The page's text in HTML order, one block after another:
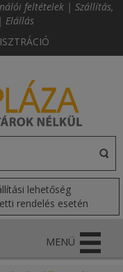
feltételek | Szállítás,
| Elállás
lehetőség
rendelés esetén
MENÜ